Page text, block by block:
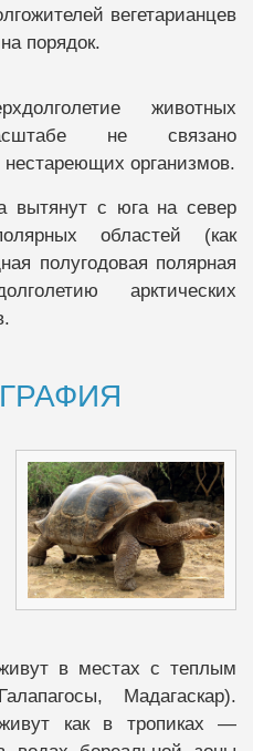
вегетарианцев
порядок.
животных
не связано
организмов.
вытянут с юга на север
областей (как
полугодовая полярная
арктических
в местах с теплым
Мадагаскар).
как в тропиках —